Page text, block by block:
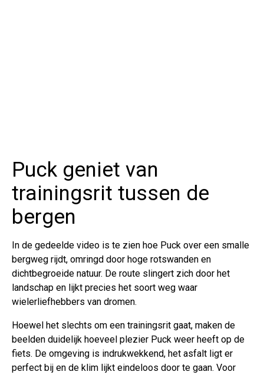
Puck geniet van
trainingsrit tussen de
bergen
In de gedeelde video is te zien hoe Puck over een smalle
bergweg rijdt, omringd door hoge rotswanden en
dichtbegroeide natuur. De route slingert zich door het
landschap en lijkt precies het soort weg waar
wielerliefhebbers van dromen.
Hoewel het slechts om een trainingsrit gaat, maken de
beelden duidelijk hoeveel plezier Puck weer heeft op de
fiets. De omgeving is indrukwekkend, het asfalt ligt er
perfect bij en de klim lijkt eindeloos door te gaan. Voor